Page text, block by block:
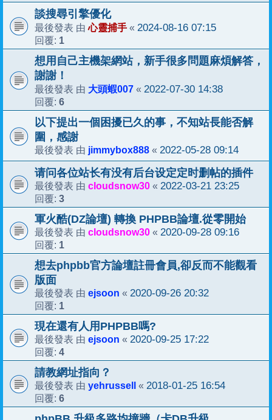
談搜尋引擎優化
最後發表 由心靈捕手 « 2024-08-16 07:15
回覆: 1
想用自己主機架網站，新手很多問題麻煩解答，
謝謝！
最後發表 由 大頭蝦007 « 2022-07-30 14:38
回覆: 6
以下提出一個困擾已久的事，不知站長能否解
圍，感謝
最後發表 由 jimmybox888 « 2022-05-28 09:14
请问各位站长有没有后台设定定时删帖的插件
最後發表 由 cloudsnow30 « 2022-03-21 23:25
回覆: 3
軍火酷(DZ論壇) 轉換 PHPBB論壇.從零開始
最後發表 由 cloudsnow30 « 2020-09-28 09:16
回覆: 1
想去phpbb官方論壇註冊會員,卻反而不能觀看
版面
最後發表 由 ejsoon « 2020-09-26 20:32
回覆: 1
現在還有人用PHPBB嗎?
最後發表 由 ejsoon « 2020-09-25 17:22
回覆: 4
請教網址指向？
最後發表 由 yehrussell « 2018-01-25 16:54
回覆: 6